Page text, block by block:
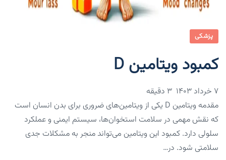
پزشکی
کمبود ویتامین D
۷ خرداد ۱۴۰۳
مقدمه ویتامین D یکی از ویتامین‌های ضروری برای بدن انسان است
که نقش مهمی در سلامت استخوان‌ها، سیستم ایمنی و عملکرد
سلولی دارد. کمبود این ویتامین می‌تواند منجر به مشکلات جدی
سلامتی شود. در…